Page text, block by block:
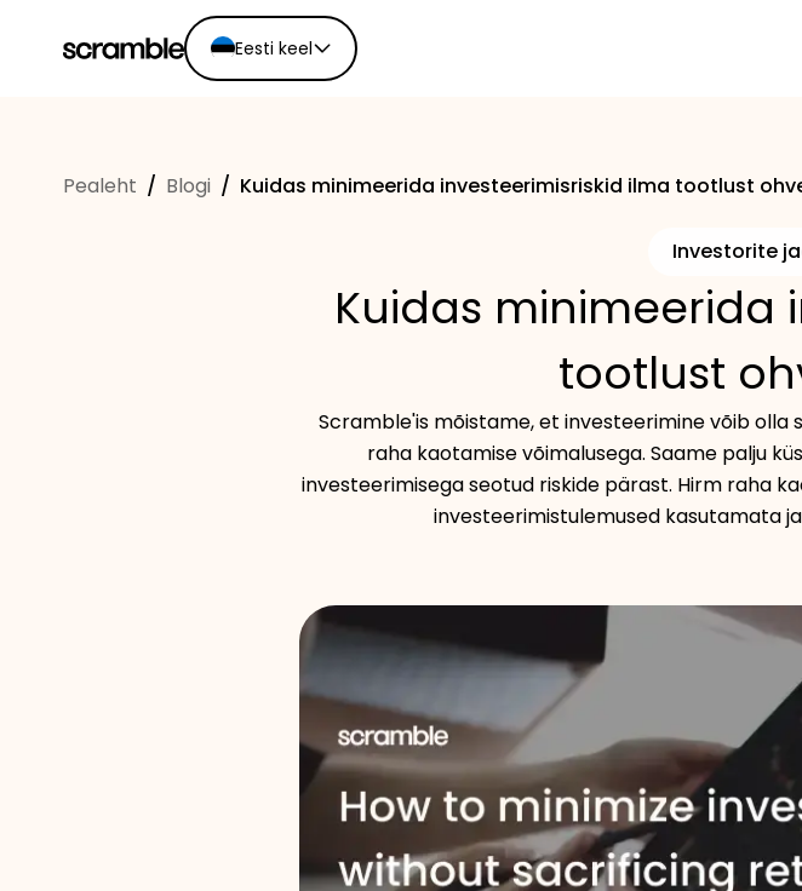
Eesti keel
Español
Pealeht / Blogi / Kuidas minimeerida investeerimisriskid ilma tootlust
Investorite
Kuidas minimeerida
tootlust
Scramble'is mõistame, et investeerimine võib olla
raha kaotamise võimalusega. Saame palju
investeerimisega seotud riskide pärast. Hirm raha
investeerimistulemused kasutamata